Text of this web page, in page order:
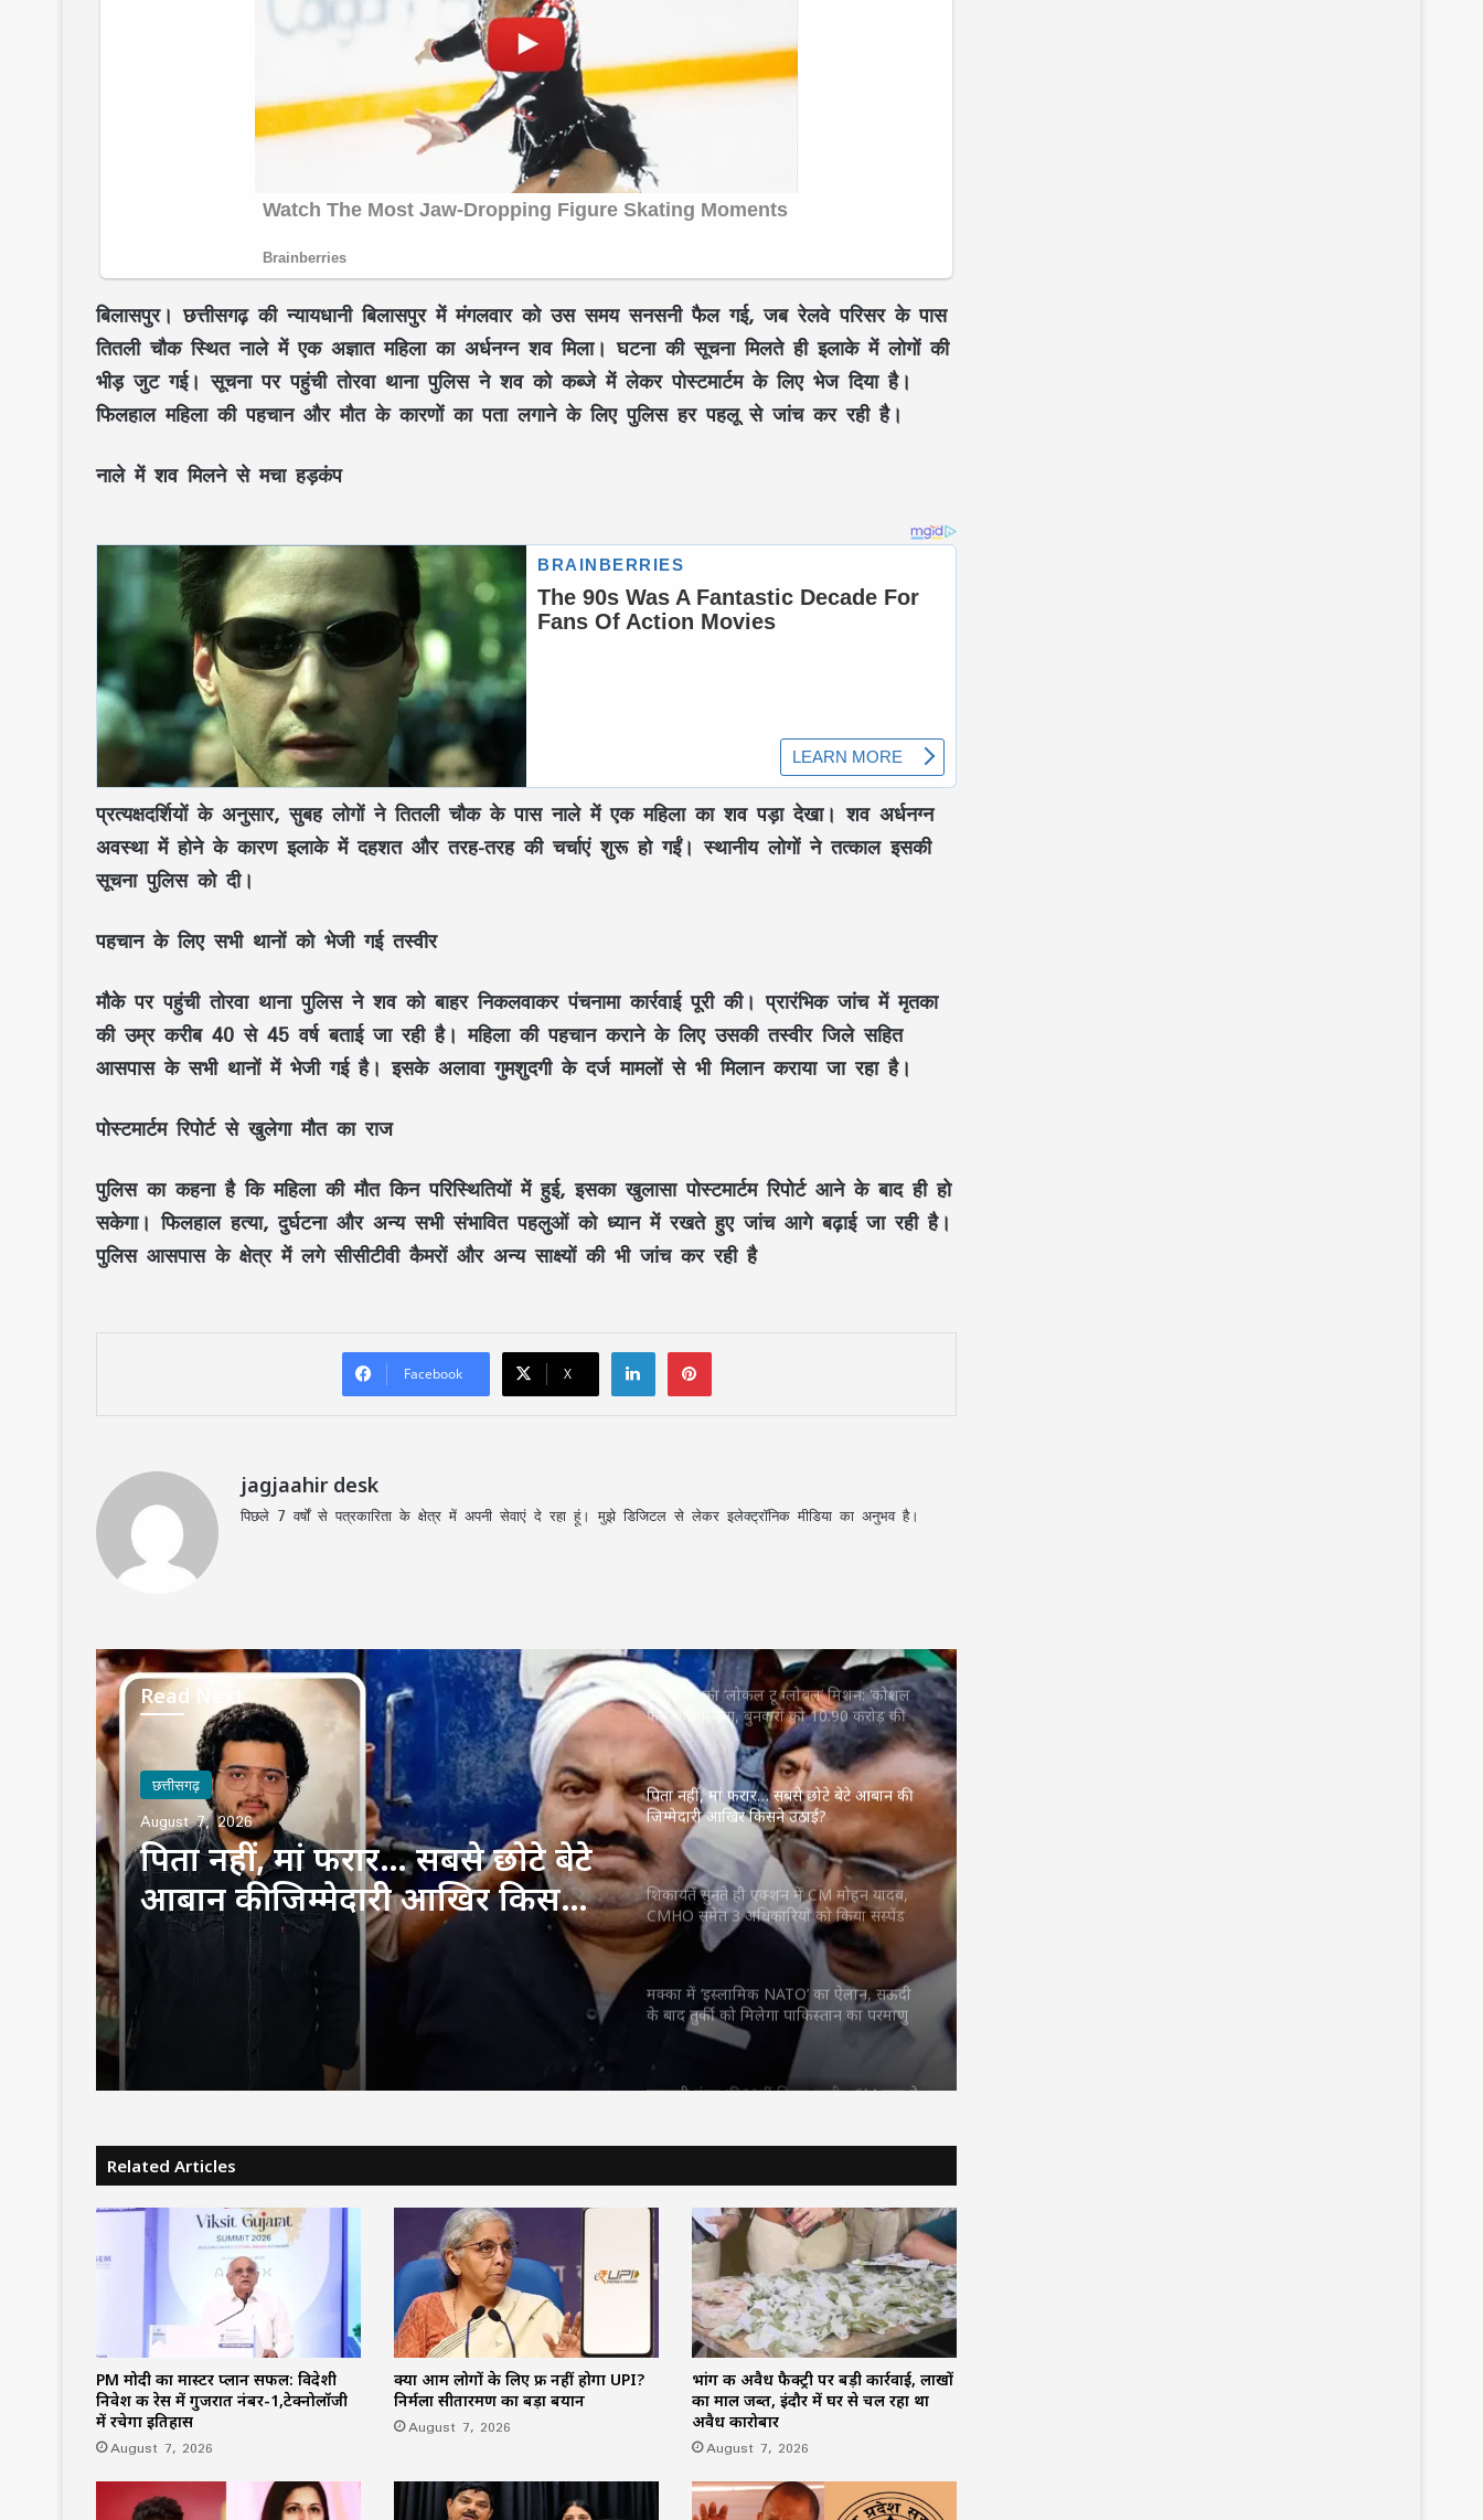
बिलासपुर। छत्तीसगढ़ की न्यायधानी बिलासपुर में मंगलवार को उस समय सनसनी फैल गई, जब रेलवे परिसर के पास
तितली चौक स्थित नाले में एक अज्ञात महिला का अर्धनग्न शव मिला। घटना की सूचना मिलते ही इलाके में लोगों की
भीड़ जुट गई। सूचना पर पहुंची तोरवा थाना पुलिस ने शव को कब्जे में लेकर पोस्टमार्टम के लिए भेज दिया है।
फिलहाल महिला की पहचान और मौत के कारणों का पता लगाने के लिए पुलिस हर पहलू से जांच कर रही है।
नाले में शव मिलने से मचा हड़कंप
प्रत्यक्षदर्शियों के अनुसार, सुबह लोगों ने तितली चौक के पास नाले में एक महिला का शव पड़ा देखा। शव अर्धनग्न
अवस्था में होने के कारण इलाके में दहशत और तरह-तरह की चर्चाएं शुरू हो गईं। स्थानीय लोगों ने तत्काल इसकी
सूचना पुलिस को दी।
पहचान के लिए सभी थानों को भेजी गई तस्वीर
मौके पर पहुंची तोरवा थाना पुलिस ने शव को बाहर निकलवाकर पंचनामा कार्रवाई पूरी की। प्रारंभिक जांच में मृतका
की उम्र करीब 40 से 45 वर्षबताई जा रही है। महिला की पहचान कराने के लिए उसकी तस्वीर जिले सहित
आसपास के सभी थानों में भेजी गई है। इसके अलावा गुमशुदगी के दर्ज मामलों से भी मिलान कराया जा रहा है।
पोस्टमार्टम रिपोर्ट से खुलेगा मौत का राज
पुलिस का कहना है कि महिला की मौत किन परिस्थितियों में हुई, इसका खुलासा पोस्टमार्टम रिपोर्ट आने के बाद ही हो
सकेगा। फिलहाल हत्या, दुर्घटना और अन्य सभी संभावित पहलुओं को ध्यान में रखते हुए जांच आगे बढ़ाई जा रही है।
पुलिस आसपास के क्षेत्र में लगे सीसीटीवी कैमरों और अन्य साक्ष्यों की भी जांच कर रही है
Facebook X
LinkedInPinterest
jagjaahir desk
पिछले 7 वर्षों से पत्रकारिता के क्षेत्र में अपनी सेवाएं दे रहा हूं। मुझे डिजिटल से लेकर इलेक्ट्रॉनिक मीडिया का अनुभव है।
Read Next
छत्तीसगढ़
August 7, 2026
पिता नहीं, मां फरार… सबसे छोटे बेटे
आबान की जिम्मेदारी आखिर किसने
उठाई?
CM साय का ‘लोकल टू ग्लोबल’ मिशन: ‘कोशल
फैब’ की लॉन्चिंग, बुनकरों को 10.90 करोड़ की
मदद; आत्मसमर्पित महिलाओं ने किया रैंप वॉक
शिकायतें सुनते ही एक्शन में CM मोहन यादव,
CMHO समेत 3 अधिकारियों को किया सस्पेंड
के बाद तुर्की को मिलेगा पाकिस्तान का परमाणु
CM साय का ‘लोकल टू ग्लोबल’ मिशन: ‘कोशल
फैब’ की लॉन्चिंग, बुनकरों को 10.90 करोड़ की
मदद; आत्मसमर्पित महिलाओं ने किया रैंप वॉक
पिता नहीं, मां फरार… सबसे छोटे बेटे आबान की
जिम्मेदारी आखिर किसने उठाई?
शिकायतें सुनते ही एक्शन में CM मोहन यादव,
CMHO समेत 3 अधिकारियों को किया सस्पेंड
मक्का में ‘इस्लामिक NATO’ का ऐलान, सऊदी
के बाद तुर्की को मिलेगा पाकिस्तान का परमाणु
महतारी वंदन की 30वीं किस्त जारी : CM साय ने
फैब’ की लॉन्चिंग, बुनकरों को 10.90 करोड़ की
मदद; आत्मसमर्पित महिलाओं ने किया रैंप वॉक
पिता नहीं, मां फरार… सबसे छोटे बेटे आबान की
जिम्मेदारी आखिर किसने उठाई?
शिकायतें सुनते ही एक्शन में CM मोहन यादव,
CMHO समेत 3 अधिकारियों को किया सस्पेंड
मक्का में ‘इस्लामिक NATO’ का ऐलान, सऊदी
के बाद तुर्की को मिलेगा पाकिस्तान का परमाणु
Related Articles
PM मोदी का मास्टर प्लान सफल: विदेशी
निवेश की रेस में गुजरात नंबर-1,टेक्नोलॉजी
में रचेगा इतिहास
August 7, 2026
क्या आम लोगों के लिए फ्री नहीं होगा UPI?
निर्मला सीतारमण का बड़ा बयान
August 7, 2026
भांग की अवैध फैक्ट्री पर बड़ी कार्रवाई, लाखों
का माल जब्त, इंदौर में घर से चल रहा था
अवैध कारोबार
August 7, 2026